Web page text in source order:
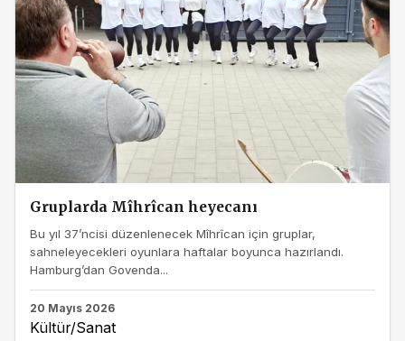
Gruplarda Mîhrîcan heyecanı
Bu yıl 37’ncisi düzenlenecek Mîhrîcan için gruplar,
sahneleyecekleri oyunlara haftalar boyunca hazırlandı.
Hamburg’dan Govenda...
20 Mayıs 2026
Kültür/Sanat